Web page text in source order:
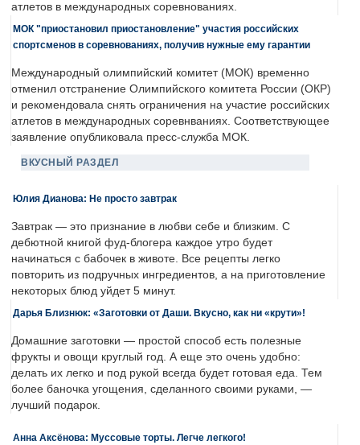
атлетов в международных соревнованиях.
МОК "приостановил приостановление" участия российских
спортсменов в соревнованиях, получив нужные ему гарантии
Международный олимпийский комитет (МОК) временно
отменил отстранение Олимпийского комитета России (ОКР)
и рекомендовала снять ограничения на участие российских
атлетов в международных соревнваниях. Соответствующее
заявление опубликовала пресс-служба МОК.
ВКУСНЫЙ РАЗДЕЛ
Юлия Дианова: Не просто завтрак
Завтрак — это признание в любви себе и близким. С
дебютной книгой фуд-блогера каждое утро будет
начинаться с бабочек в животе. Все рецепты легко
повторить из подручных ингредиентов, а на приготовление
некоторых блюд уйдет 5 минут.
Дарья Близнюк: «Заготовки от Даши. Вкусно, как ни «крути»!
Домашние заготовки — простой способ есть полезные
фрукты и овощи круглый год. А еще это очень удобно:
делать их легко и под рукой всегда будет готовая еда. Тем
более баночка угощения, сделанного своими руками, —
лучший подарок.
Анна Аксёнова: Муссовые торты. Легче легкого!